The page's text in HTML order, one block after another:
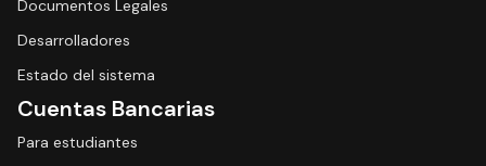
Documentos Legales
Desarrolladores
Estado del sistema
Cuentas Bancarias
Para estudiantes